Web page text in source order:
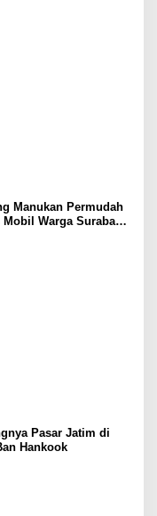
Manukan Permudah
Warga Surabaya
Pasar Jatim di
Hankook